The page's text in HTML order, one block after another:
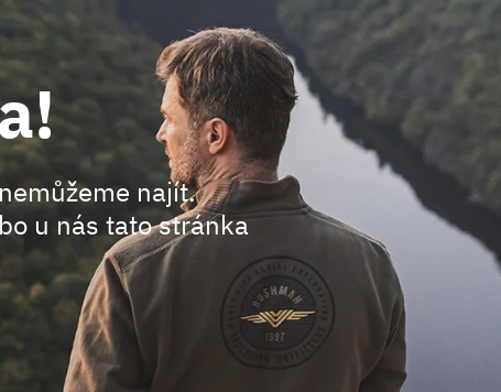
najít.
u nás tato stránka